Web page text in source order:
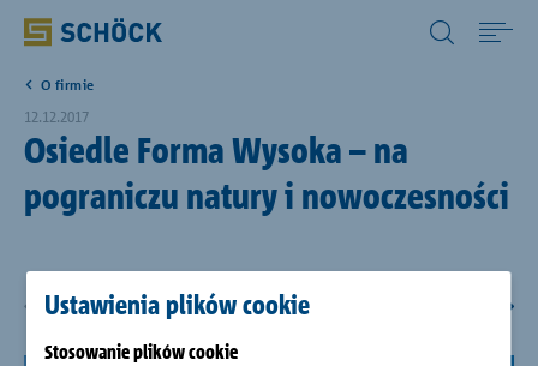
Ustawienia plików cookie
Stosowanie plików cookie
Zastosowania
Poland (PL) Polski
O firmie
12.12.2017
Osiedle Forma Wysoka – na
pograniczu natury i nowoczesności